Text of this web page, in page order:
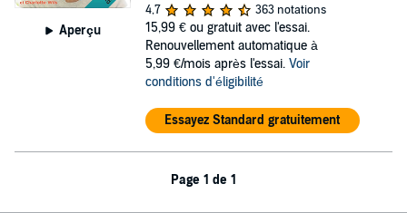
Aperçu
4,7
363 notations
15,99 € ou gratuit avec l'essai.
Renouvellement automatique à
5,99 €/mois après l'essai. Voir
conditions d'éligibilité
Essayez Standard gratuitement
Page 1 de 1